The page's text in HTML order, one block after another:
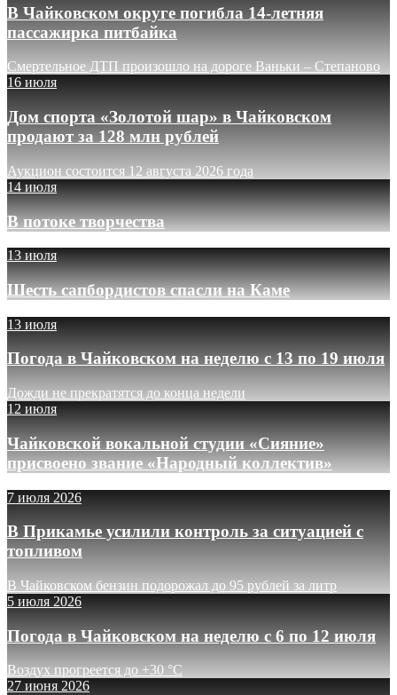
В Чайковском округе погибла 14-летняя
пассажирка питбайка
Смертельное ДТП произошло на дороге Ваньки – Степаново
16 июля
Дом спорта «Золотой шар» в Чайковском
продают за 128 млн рублей
Аукцион состоится 12 августа 2026 года
14 июля
В потоке творчества
13 июля
Шесть сапбордистов спасли на Каме
13 июля
Погода в Чайковском на неделю с 13 по 19 июля
Дожди не прекратятся до конца недели
12 июля
Чайковской вокальной студии «Сияние»
присвоено звание «Народный коллектив»
7 июля 2026
В Прикамье усилили контроль за ситуацией с
топливом
В Чайковском бензин подорожал до 95 рублей за литр
5 июля 2026
Погода в Чайковском на неделю с 6 по 12 июля
Воздух прогреется до +30 °C
27 июня 2026